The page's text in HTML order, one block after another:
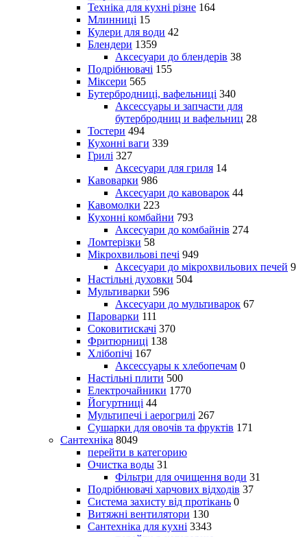
Техніка для кухні різне 164
Млинниці 15
Кулери для води 42
Блендери 1359
Аксесуари до блендерів 38
Подрібнювачі 155
Міксери 565
Бутербродниці, вафельниці 340
Аксессуары и запчасти для
бутербродниц и вафельниц 28
Тостери 494
Кухонні ваги 339
Грилі 327
Аксесуари для гриля 14
Кавоварки 986
Аксесуари до кавоварок 44
Кавомолки 223
Кухонні комбайни 793
Аксесуари до комбайнів 274
Ломтерізки 58
Мікрохвильові печі 949
Аксесуари до мікрохвильових печей 9
Настільні духовки 504
Мультиварки 596
Аксесуари до мультиварок 67
Пароварки 111
Соковитискачі 370
Фритюрниці 138
Хлібопічі 167
Аксессуары к хлебопечам 0
Настільні плити 500
Електрочайники 1770
Йогуртниці 44
Мультипечі і аерогрилі 267
Сушарки для овочів та фруктів 171
Сантехніка 8049
перейти в категорию
Очистка воды 31
Фільтри для очищення води 31
Подрібнювачі харчових відходів 37
Система захисту від протікань 0
Витяжні вентилятори 130
Сантехніка для кухні 3343